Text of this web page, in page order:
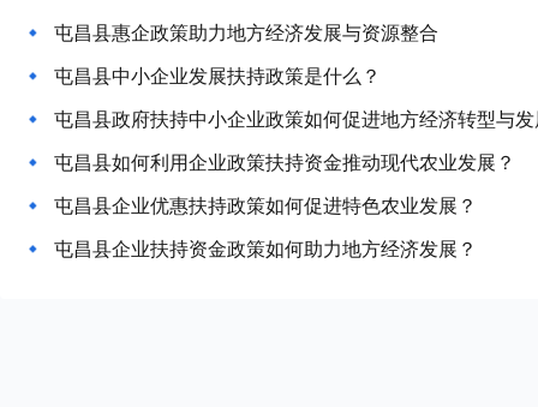
屯昌县惠企政策助力地方经济发展与资源整合
屯昌县中小企业发展扶持政策是什么？
屯昌县政府扶持中小企业政策如何促进地方经济转型与
屯昌县如何利用企业政策扶持资金推动现代农业发展？
屯昌县企业优惠扶持政策如何促进特色农业发展？
屯昌县企业扶持资金政策如何助力地方经济发展？